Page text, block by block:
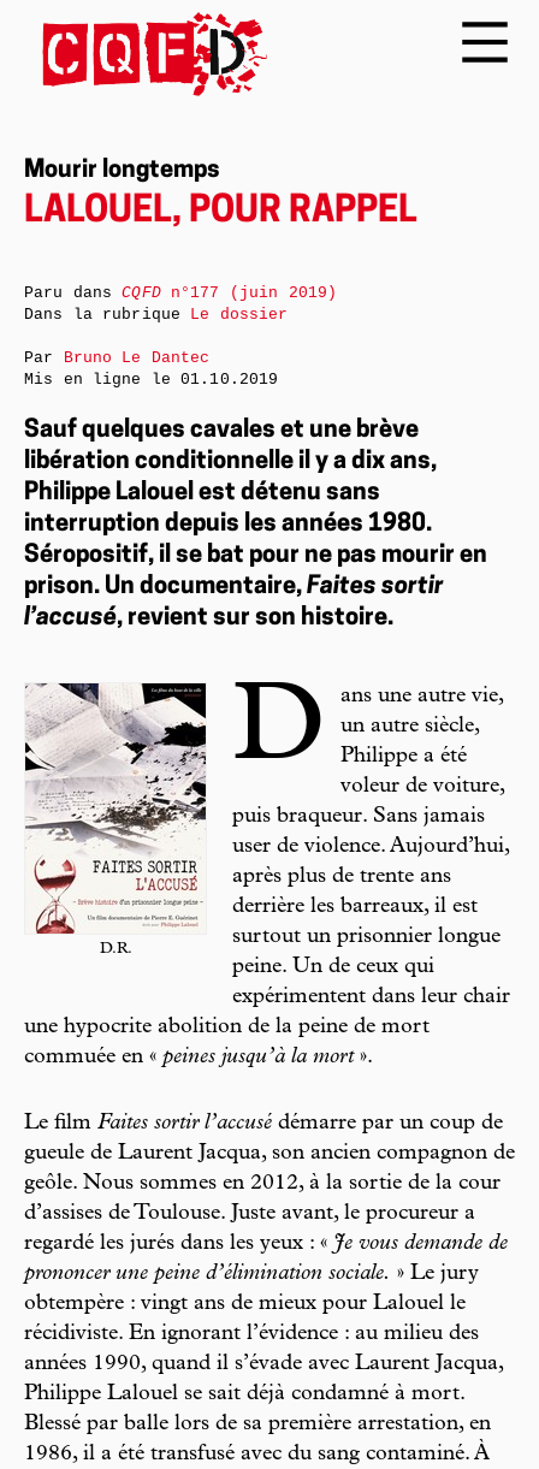
Mourir longtemps
LALOUEL, POUR RAPPEL
Sauf quelques cavales et une brève
libération conditionnelle il y a dix ans,
Philippe Lalouel est détenu sans
interruption depuis les années 1980.
Séropositif, il se bat pour ne pas mourir en
prison. Un documentaire, Faites sortir
l’accusé, revient sur son histoire.
D.R.
D
ans une autre vie,
un autre siècle,
Philippe a été
voleur de voiture,
puis braqueur. Sans jamais
user de violence. Aujourd’hui,
après plus de trente ans
derrière les barreaux, il est
surtout un prisonnier longue
peine. Un de ceux qui
expérimentent dans leur chair
une hypocrite abolition de la peine de mort
commuée en « peines jusqu’à la mort».
Le film Faites sortir l’accusé démarre par un coup de
gueule de Laurent Jacqua, son ancien compagnon de
geôle. Nous sommes en 2012, à la sortie de la cour
d’assises de Toulouse. Juste avant, le procureur a
regardé les jurés dans les yeux : « Je vous demande de
prononcer une peine d’élimination sociale. » Le jury
obtempère : vingt ans de mieux pour Lalouel le
récidiviste. En ignorant l’évidence : au milieu des
années 1990, quand il s’évade avec Laurent Jacqua,
Philippe Lalouel se sait déjà condamné à mort.
Blessé par balle lors de sa première arrestation, en
1986, il a été transfusé avec du sang contaminé. À
Paru dansCQFDn°177 (juin 2019)
Dans la rubrique Le dossier
Par Bruno Le Dantec
Mis en ligne le01.10.2019